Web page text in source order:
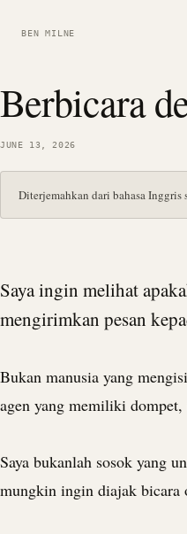
BEN MILNE
Berbicara
JUNE 13, 2026
Diterjemahkan dari bahasa Inggris
Saya ingin melihat
mengirimkan pesan
Bukan manusia yang
agen yang memiliki
Saya bukanlah sosok yang
mungkin ingin diajak bicara